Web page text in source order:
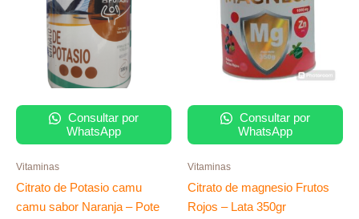
Consultar por
WhatsApp
Vitaminas
Citrato de Potasio camu
camu sabor Naranja – Pote
Consultar por
WhatsApp
Vitaminas
Citrato de magnesio Frutos
Rojos – Lata 350gr